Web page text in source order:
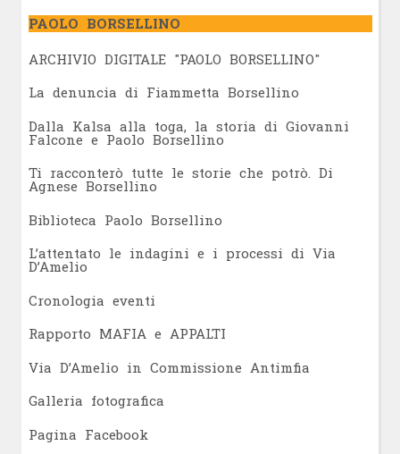
PAOLO BORSELLINO
ARCHIVIO DIGITALE "PAOLO BORSELLINO"
La denuncia di Fiammetta Borsellino
Dalla Kalsa alla toga, la storia di Giovanni
Falcone e Paolo Borsellino
Ti racconterò tutte le storie che potrò. Di
Agnese Borsellino
Biblioteca Paolo Borsellino
L’attentato le indagini e i processi di Via
D’Amelio
Cronologia eventi
Rapporto MAFIA e APPALTI
Via D’Amelio in Commissione Antimfia
Galleria fotografica
Pagina Facebook